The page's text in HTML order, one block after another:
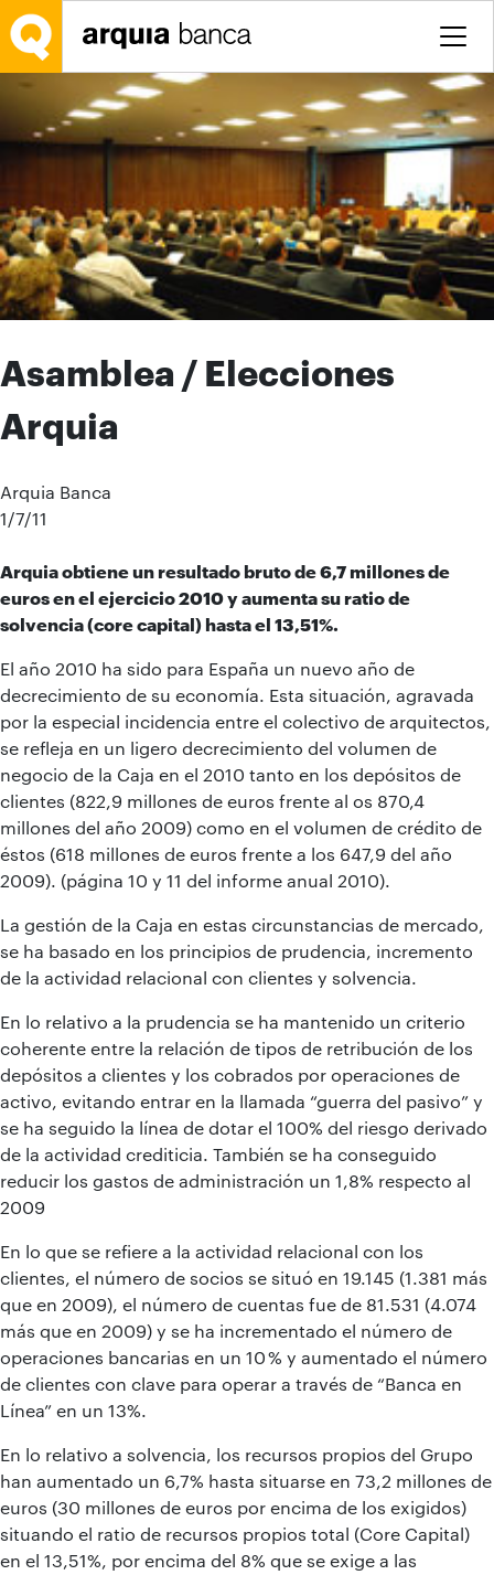
Saltar al contenido principal
Asamblea / Elecciones
Arquia
Arquia Banca
1/7/11
Arquia obtiene un resultado bruto de 6,7 millones de
euros en el ejercicio 2010 y aumenta su ratio de
solvencia (core capital) hasta el 13,51%.
El año 2010 ha sido para España un nuevo año de
decrecimiento de su economía. Esta situación, agravada
por la especial incidencia entre el colectivo de arquitectos,
se refleja en un ligero decrecimiento del volumen de
negocio de la Caja en el 2010 tanto en los depósitos de
clientes (822,9 millones de euros frente al os 870,4
millones del año 2009) como en el volumen de crédito de
éstos (618 millones de euros frente a los 647,9 del año
2009). (página 10 y 11 del informe anual 2010).
La gestión de la Caja en estas circunstancias de mercado,
se ha basado en los principios de prudencia, incremento
de la actividad relacional con clientes y solvencia.
En lo relativo a la prudencia se ha mantenido un criterio
coherente entre la relación de tipos de retribución de los
depósitos a clientes y los cobrados por operaciones de
activo, evitando entrar en la llamada “guerra del pasivo” y
se ha seguido la línea de dotar el 100% del riesgo derivado
de la actividad crediticia. También se ha conseguido
reducir los gastos de administración un 1,8% respecto al
2009
En lo que se refiere a la actividad relacional con los
clientes, el número de socios se situó en 19.145 (1.381 más
que en 2009), el número de cuentas fue de 81.531 (4.074
más que en 2009) y se ha incrementado el número de
operaciones bancarias en un 10 % y aumentado el número
de clientes con clave para operar a través de “Banca en
Línea” en un 13%.
En lo relativo a solvencia, los recursos propios del Grupo
han aumentado un 6,7% hasta situarse en 73,2 millones de
euros (30 millones de euros por encima de los exigidos)
situando el ratio de recursos propios total (Core Capital)
en el 13,51%, por encima del 8% que se exige a las